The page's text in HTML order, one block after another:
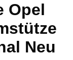
Opel
Neu